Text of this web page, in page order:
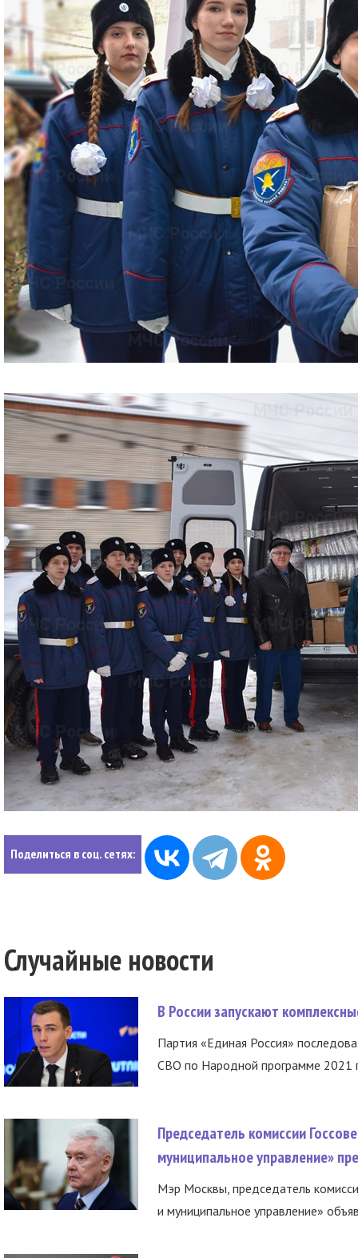
Поделиться в соц. сетях:
Случайные новости
В России запускают
Партия «Единая Россия»
СВО по Народной программе 2021
Председатель комиссии
муниципальное управление»
Мэр Москвы, председатель
и муниципальное управление»